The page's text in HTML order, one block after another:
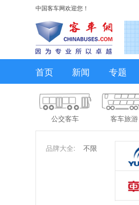
中国客车网欢迎您！
首页 新闻 专题
公交客车 客车旅游
品牌大全: 不限